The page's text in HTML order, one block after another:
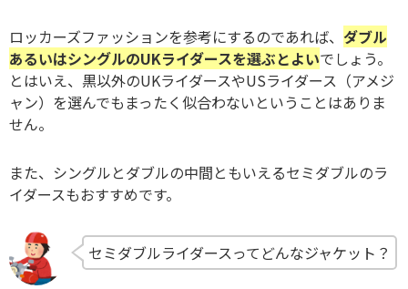
ロッカーズファッションを参考にするのであれば、 ダブル
あるいはシングルのUKライダースを選ぶとよいでしょう。
とはいえ、黒以外のUKライダースやUSライダース（アメジ
ャン）を選んでもまったく似合わないということはありま
せん。
また、シングルとダブルの中間ともいえるセミダブルのラ
イダースもおすすめです。
セミダブルライダースってどんなジャケット？